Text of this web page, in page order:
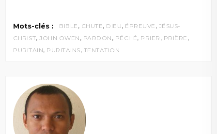
Mots-clés : BIBLE , CHUTE, DIEU, ÉPREUVE , JÉSUS-
CHRIST,JOHN OWEN , PARDON , PÉCHÉ, PRIER , PRIÈRE ,
PURITAIN, PURITAINS, TENTATION